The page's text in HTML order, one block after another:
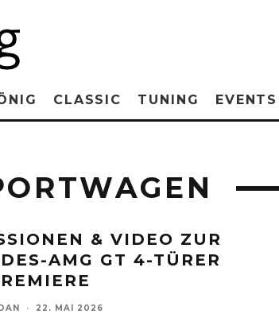
CLASSIC TUNING EVENTS
& VIDEO ZUR
AMG GT 4-TÜRER
· 22. MAI 2026